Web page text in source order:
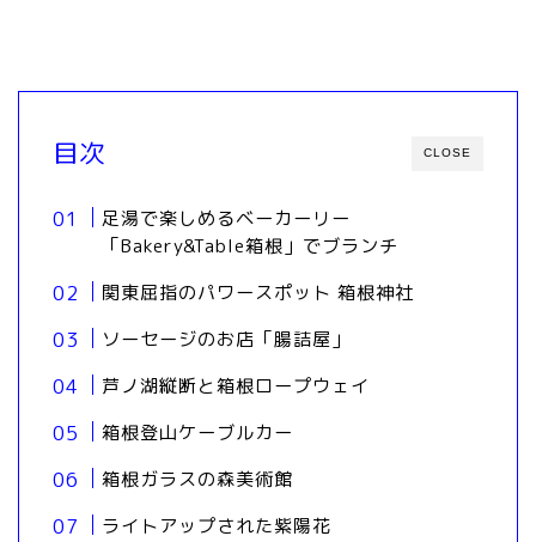
CLOSE
目次
足湯で楽しめるベーカーリー
「Bakery&Table箱根」でブランチ
関東屈指のパワースポット 箱根神社
ソーセージのお店「腸詰屋」
芦ノ湖縦断と箱根ロープウェイ
箱根登山ケーブルカー
箱根ガラスの森美術館
ライトアップされた紫陽花